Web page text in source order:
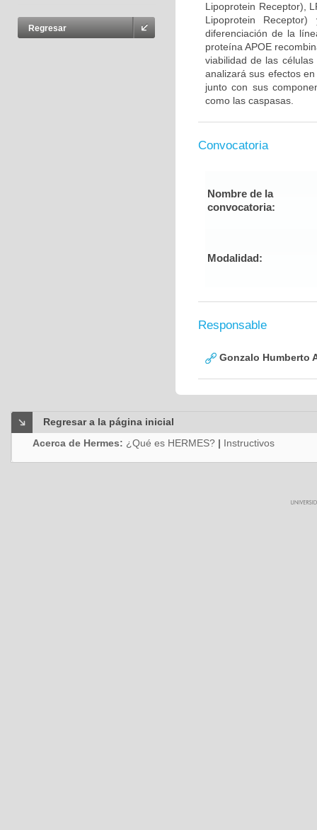
Regresar
Lipoprotein Receptor),
Lipoprotein
diferenciación de la
proteína APOE
viabilidad de las
analizará sus efectos
junto con sus
como las caspasas.
Convocatoria
Nombre de la
convocatoria:
Modalidad:
Responsable
Gonzalo Humberto
Regresar a la página inicial
Acerca de Hermes: ¿Qué es HERMES? | Instructivos